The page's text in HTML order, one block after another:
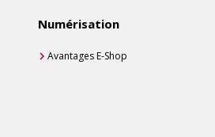
Numérisation
Avantages E-Shop